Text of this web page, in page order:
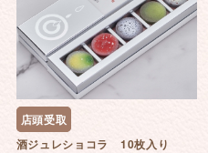
店頭受取
酒ジュレショコラ 10枚入り